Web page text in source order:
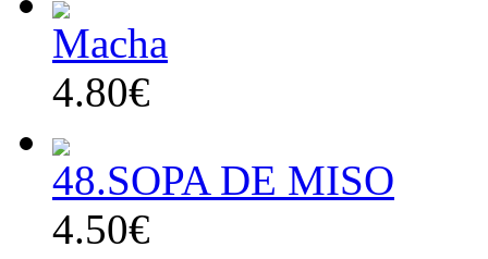
Macha
4.80€
48.SOPA DE MISO
4.50€